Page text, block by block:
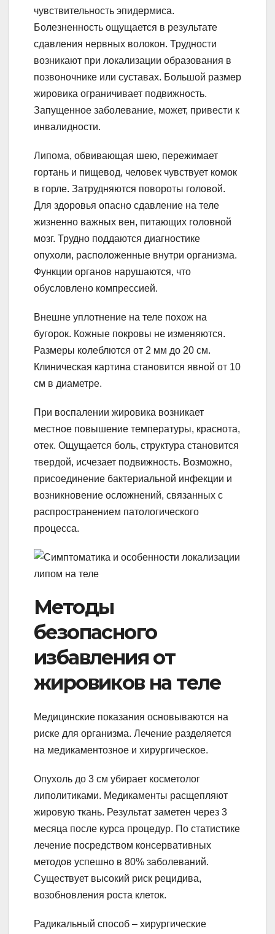
чувствительность эпидермиса.
Болезненность ощущается в результате
сдавления нервных волокон. Трудности
возникают при локализации образования в
позвоночнике или суставах. Большой размер
жировика ограничивает подвижность.
Запущенное заболевание, может, привести к
инвалидности.
Липома, обвивающая шею, пережимает
гортань и пищевод, человек чувствует комок
в горле. Затрудняются повороты головой.
Для здоровья опасно сдавление на теле
жизненно важных вен, питающих головной
мозг. Трудно поддаются диагностике
опухоли, расположенные внутри организма.
Функции органов нарушаются, что
обусловлено компрессией.
Внешне уплотнение на теле похож на
бугорок. Кожные покровы не изменяются.
Размеры колеблются от 2 мм до 20 см.
Клиническая картина становится явной от 10
см в диаметре.
При воспалении жировика возникает
местное повышение температуры, краснота,
отек. Ощущается боль, структура становится
твердой, исчезает подвижность. Возможно,
присоединение бактериальной инфекции и
возникновение осложнений, связанных с
распространением патологического
процесса.
Методы
безопасного
избавления от
жировиков на теле
Медицинские показания основываются на
риске для организма. Лечение разделяется
на медикаментозное и хирургическое.
Опухоль до 3 см убирает косметолог
липолитиками. Медикаменты расщепляют
жировую ткань. Результат заметен через 3
месяца после курса процедур. По статистике
лечение посредством консервативных
методов успешно в 80% заболеваний.
Существует высокий риск рецидива,
возобновления роста клеток.
Радикальный способ – хирургические